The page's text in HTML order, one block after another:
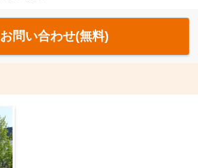
お問い合わせ(無料)